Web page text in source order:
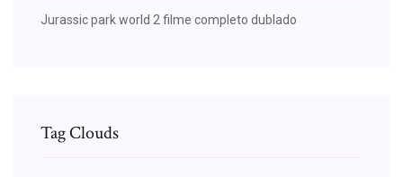
Jurassic park world 2 filme completo dublado
Tag Clouds